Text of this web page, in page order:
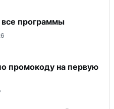
все программы
промокоду на первую